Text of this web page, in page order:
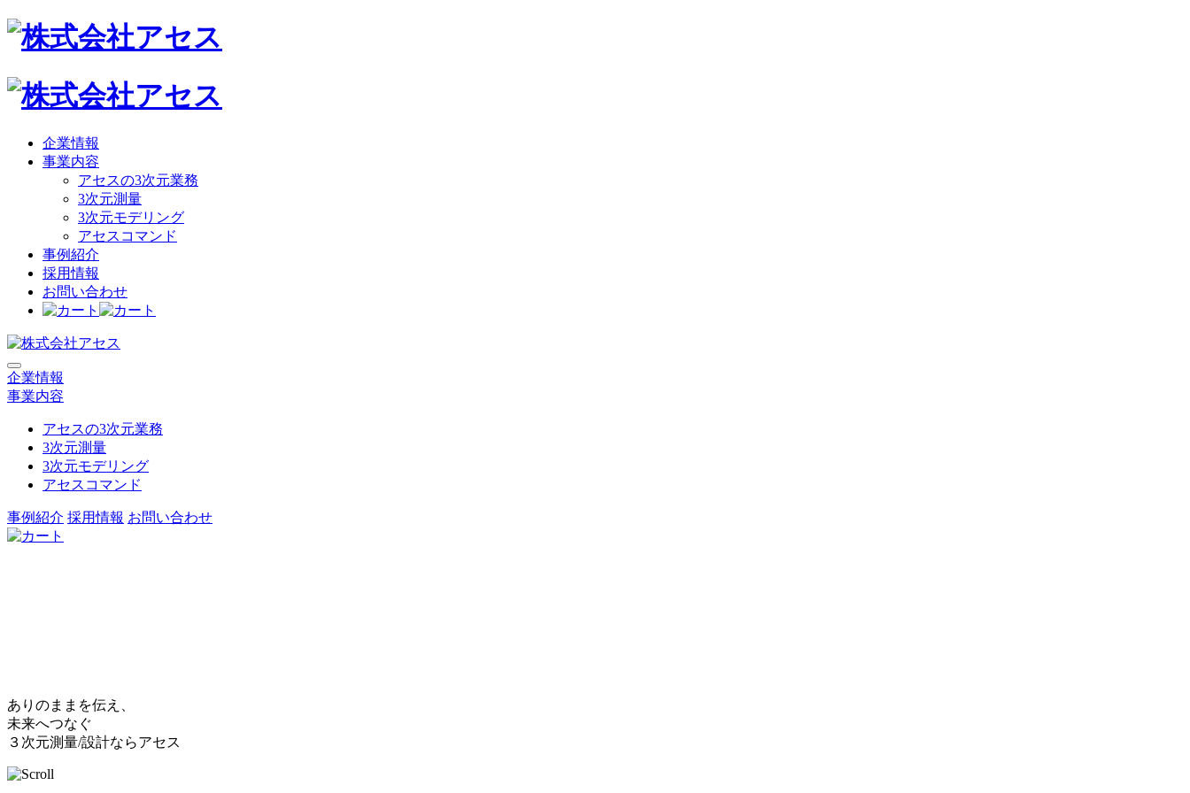
企業情報
事業内容
アセスの3次元業務
3次元測量
3次元モデリング
アセスコマンド
事例紹介
採用情報
お問い合わせ
企業情報
事業内容
アセスの3次元業務
3次元測量
3次元モデリング
アセスコマンド
事例紹介 採用情報 お問い合わせ
ありのままを伝え、
未来へつなぐ
３次元測量/設計ならアセス